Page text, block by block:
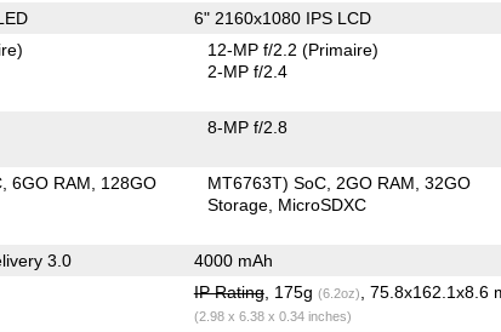
6" 2160x1080 IPS LCD
12-MP f/2.2(Primaire)
2-MP f/2.4
8-MP f/2.8
6GO RAM
128GO
MT6763T) SoC 2GO RAM 32GO
Storage MicroSDXC
3.0 4000 mAh
IP Rating, 175g (6.2oz) , 75.8x162.1x8.6
(2.98 x 6.38 x 0.34 inches)